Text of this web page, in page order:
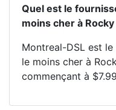
Quel est le
moins cher à
Montreal-DSL est
le moins cher à
commençant à